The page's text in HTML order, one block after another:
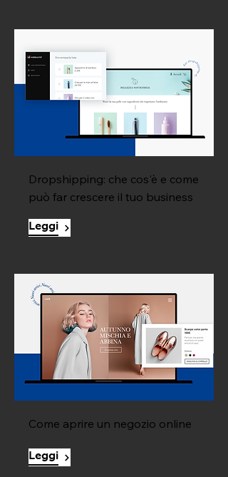
Dropshipping: che cos'è e come
può far crescere il tuo business
Leggi
Come aprire un negozio online
Leggi